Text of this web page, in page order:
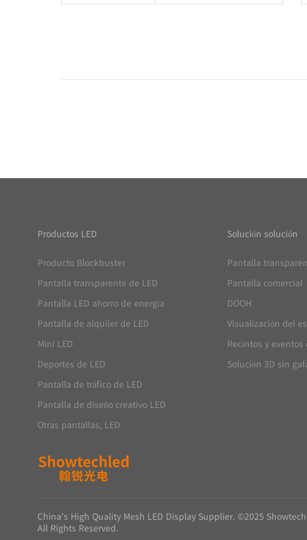
Productos LED
Producto Blockbuster
Pantalla transparente de LED
Pantalla LED ahorro de energía
Pantalla de alquiler de LED
Mini LED
Deportes de LED
Pantalla de tráfico de LED
Pantalla de diseño creativo LED
Otras pantallas, LED
Solución solución
Pantalla
Pantalla comercial
DOOH
Visualización del
Recintos y eventos
Solución 3D sin
China's High Quality Mesh LED Display Supplier. ©2025
All Rights Reserved.